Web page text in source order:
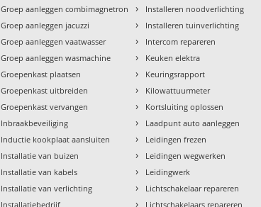
Groep aanleggen combimagnetron
Groep aanleggen jacuzzi
Groep aanleggen vaatwasser
Groep aanleggen wasmachine
Groepenkast plaatsen
Groepenkast uitbreiden
Groepenkast vervangen
Inbraakbeveiliging
Inductie kookplaat aansluiten
Installatie van buizen
Installatie van kabels
Installatie van verlichting
Installatiebedrijf
› Installeren noodverlichting
› Installeren tuinverlichting
› Intercom repareren
› Keuken elektra
› Keuringsrapport
› Kilowattuurmeter
› Kortsluiting oplossen
› Laadpunt auto aanleggen
› Leidingen frezen
› Leidingen wegwerken
› Leidingwerk
› Lichtschakelaar repareren
› Lichtschakelaars repareren